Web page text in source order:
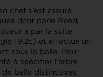
chef s’est assuré
dont parle Reed,
a par la suite
19.2c) et effectué un
sous la balle. Pour
à spécifier l’arbre
balle distinctives